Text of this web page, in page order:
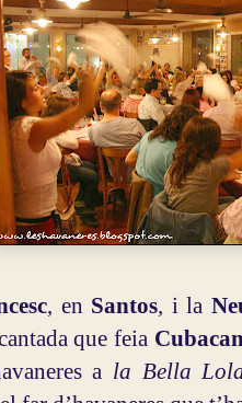
, en Santos, i la
que feia
a la Bella